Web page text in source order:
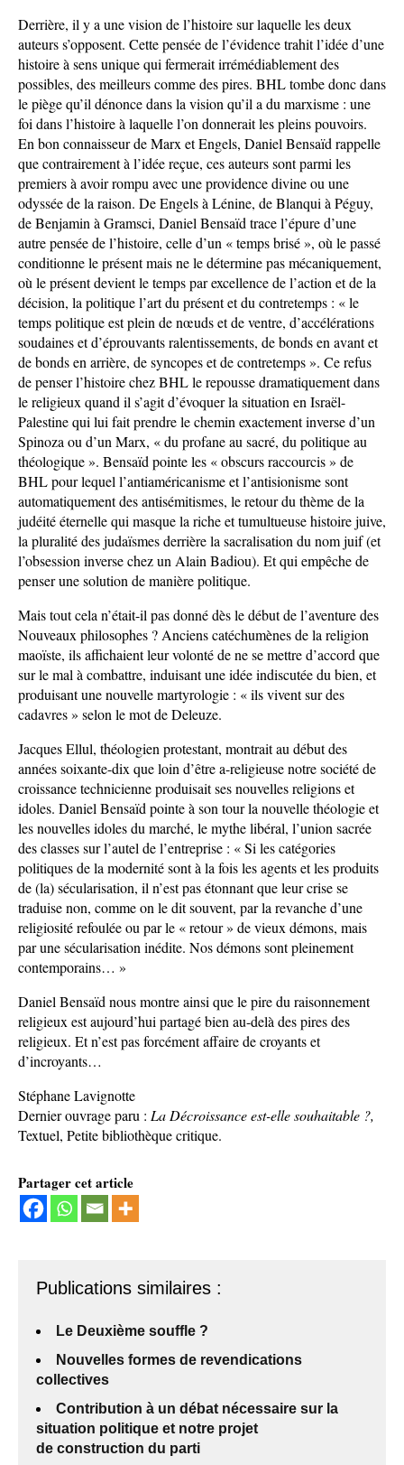
Derrière, il y a une vision de l’histoire sur laquelle les deux
auteurs s’opposent. Cette pensée de l’évidence trahit l’idée d’une
histoire à sens unique qui fermerait irrémédiablement des
possibles, des meilleurs comme des pires. BHL tombe donc dans
le piège qu’il dénonce dans la vision qu’il a du marxisme : une
foi dans l’histoire à laquelle l’on donnerait les pleins pouvoirs.
En bon connaisseur de Marx et Engels, Daniel Bensaïd rappelle
que contrairement à l’idée reçue, ces auteurs sont parmi les
premiers à avoir rompu avec une providence divine ou une
odyssée de la raison. De Engels à Lénine, de Blanqui à Péguy,
de Benjamin à Gramsci, Daniel Bensaïd trace l’épure d’une
autre pensée de l’histoire, celle d’un « temps brisé », où le passé
conditionne le présent mais ne le détermine pas mécaniquement,
où le présent devient le temps par excellence de l’action et de la
décision, la politique l’art du présent et du contretemps : « le
temps politique est plein de nœuds et de ventre, d’accélérations
soudaines et d’éprouvants ralentissements, de bonds en avant et
de bonds en arrière, de syncopes et de contretemps ». Ce refus
de penser l’histoire chez BHL le repousse dramatiquement dans
le religieux quand il s’agit d’évoquer la situation en Israël-
Palestine qui lui fait prendre le chemin exactement inverse d’un
Spinoza ou d’un Marx, « du profane au sacré, du politique au
théologique ». Bensaïd pointe les « obscurs raccourcis » de
BHL pour lequel l’antiaméricanisme et l’antisionisme sont
automatiquement des antisémitismes, le retour du thème de la
judéité éternelle qui masque la riche et tumultueuse histoire juive,
la pluralité des judaïsmes derrière la sacralisation du nom juif (et
l’obsession inverse chez un Alain Badiou). Et qui empêche de
penser une solution de manière politique.
Mais tout cela n’était-il pas donné dès le début de l’aventure des
Nouveaux philosophes ? Anciens catéchumènes de la religion
maoïste, ils affichaient leur volonté de ne se mettre d’accord que
sur le mal à combattre, induisant une idée indiscutée du bien, et
produisant une nouvelle martyrologie : « ils vivent sur des
cadavres » selon le mot de Deleuze.
Jacques Ellul, théologien protestant, montrait au début des
années soixante-dix que loin d’être a-religieuse notre société de
croissance technicienne produisait ses nouvelles religions et
idoles. Daniel Bensaïd pointe à son tour la nouvelle théologie et
les nouvelles idoles du marché, le mythe libéral, l’union sacrée
des classes sur l’autel de l’entreprise : « Si les catégories
politiques de la modernité sont à la fois les agents et les produits
de (la) sécularisation, il n’est pas étonnant que leur crise se
traduise non, comme on le dit souvent, par la revanche d’une
religiosité refoulée ou par le « retour » de vieux démons, mais
par une sécularisation inédite. Nos démons sont pleinement
contemporains… »
Daniel Bensaïd nous montre ainsi que le pire du raisonnement
religieux est aujourd’hui partagé bien au-delà des pires des
religieux. Et n’est pas forcément affaire de croyants et
d’incroyants…
Stéphane Lavignotte
Dernier ouvrage paru : La Décroissance est-elle souhaitable ?,
Textuel, Petite bibliothèque critique.
Partager cet article
Publications similaires :
Le Deuxième souffle ?
Nouvelles formes de revendications
collectives
Contribution à un débat nécessaire sur la
situation politique et notre projet
de construction du parti